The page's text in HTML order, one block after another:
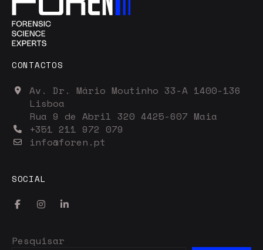
CONTACTOS
Av. Dr. Mário Moutinho 33-A 1400-136
Lisboa
Rua 9 de Abril 320 4425-607 Maia
+351 211 972 079
info@foren.pt
SOCIAL
Pesquisar